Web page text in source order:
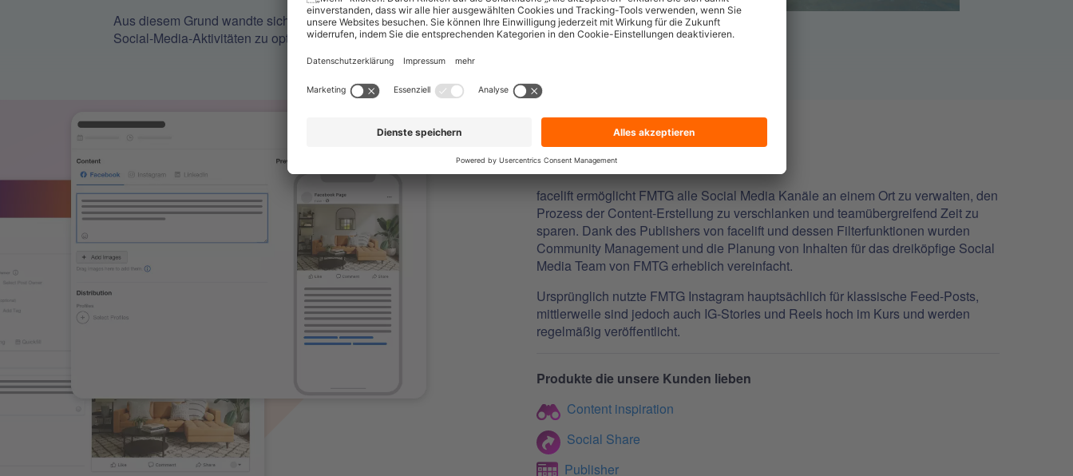
Aus diesem Grund wandte sich FMTG im Jahr 2019 an facelift, um ihre
Social-Media-Aktivitäten zu optimieren und zu skalieren.
DIE LÖSUNG
facelift ermöglicht FMTG alle Social Media Kanäle an einem Ort zu verwalten, den
Prozess der Content-Erstellung zu verschlanken und teamübergreifend Zeit zu
sparen. Dank des Publishers von facelift und dessen Filterfunktionen wurden
Community Management und die Planung von Inhalten für das dreiköpfige Social
Media Team von FMTG erheblich vereinfacht.
Ursprünglich nutzte FMTG Instagram hauptsächlich für klassische Feed-Posts,
mittlerweile sind jedoch auch IG-Stories und Reels hoch im Kurs und werden
regelmäßig veröffentlicht.
Produkte die unsere Kunden lieben
Content inspiration
Social Share
Publisher